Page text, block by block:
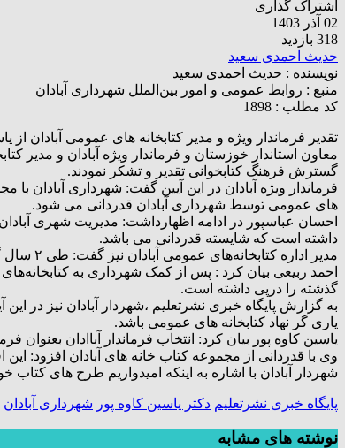
اشتراک گذاری
02 آذر 1403
318 بازدید
حدیث احمدی سعید
نویسنده : حدیث احمدی سعید
منبع : روابط عمومی و امور بین‌الملل شهرداری آبادان
کد مطلب : 1898
تقدیر فرماندار ویژه و مدیر کتابخانه های عمومی آبادان از
معاون استاندار خوزستان و فرماندار ویژه آبادان و مدیر
گسترش فرهنگ کتابخوانی تقدیر و تشکر نمودند.
فرماندار ویژه آبادان در این آیین گفت: شهرداری آبادان
های عمومی توسط شهرداری آبادان قدردانی می شود.
احسان عباسپور در ادامه اظهارداشت: مدیریت شهری
داشته است که شایسته قدردانی می باشد.
مدیر اداره کتابخانه‌های عمومی آبادان نیز گفت: طی ۲ سال گذشته با پرداخت نیم درصد از درآمدهای سهم شهرداری آبادان به این اداره، خدمات کتابخانه ها در شهرستان آبادان کیفتی تر شد.
احمد ربیعی بیان کرد : پس از کمک شهرداری به
گذشته را درپی داشته است.
به گزارش پایگاه خبری نشرتعلیم ،شهردار آبادان نیز در
یاری گر نهاد کتابخانه های عمومی باشد.
یاسین کاوه پور بیان کرد: انتخاب فرماندار آباادان
وی با قدردانی از مجموعه کتاب خانه های آبادان افزود:
شهردار آبادان با اشاره به اینکه امیدواریم طرح های
پایگاه خبری نشرتعلیم دکتر یاسین کاوه پور شهرداری آبادان
نوشته های مشابه